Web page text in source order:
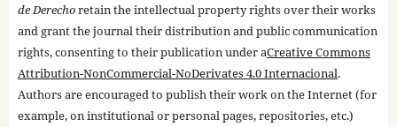
de Derechoretain the intellectual property rights over their works
and grant the journal their distribution and public communication
rights, consenting to their publication under aCreative Commons
Attribution-NonCommercial-NoDerivates 4.0 Internacional.
Authors are encouraged to publish their work on the Internet (for
example, on institutional or personal pages, repositories, etc.)